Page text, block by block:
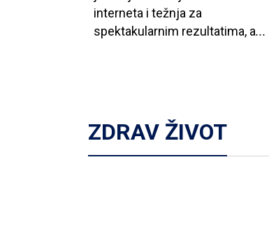
interneta i težnja za
spektakularnim rezultatima, a...
ZDRAV ŽIVOT